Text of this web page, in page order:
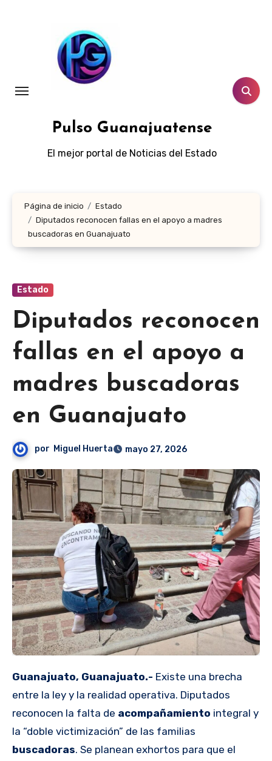
Pulso Guanajuatense
El mejor portal de Noticias del Estado
Página de inicio
Estado
Diputados reconocen fallas en el apoyo a madres
buscadoras en Guanajuato
Estado
Diputados reconocen
fallas en el apoyo a
madres buscadoras
en Guanajuato
por Miguel Huerta mayo 27, 2026
Guanajuato, Guanajuato.- Existe una brecha
entre la ley y la realidad operativa. Diputados
reconocen la falta de acompañamiento integral y
la “doble victimización” de las familias
buscadoras. Se planean exhortos para que el